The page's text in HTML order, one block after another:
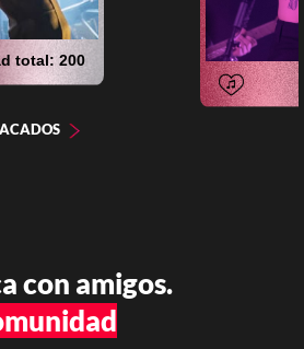
total:200
con amigos.